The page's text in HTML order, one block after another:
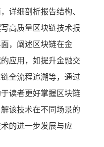
详细剖析报告结构、
高质量区块链技术报
，阐述区块链在金
应用，如提升金融交
全流程追溯等，通过
读者更好掌握区块链
该技术在不同场景的
的进一步发展与应